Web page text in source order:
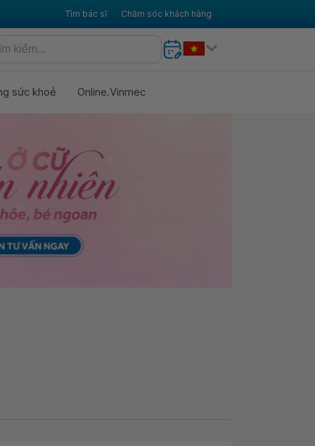
Tìm bác sĩ Chăm sóc khách hàng
sức khoẻ Online.Vinmec